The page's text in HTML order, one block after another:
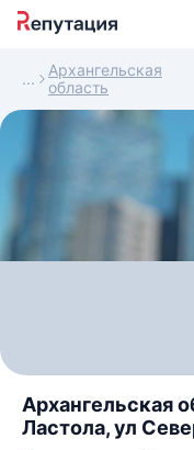
Архангельская
область
Архангельская
Ластола, ул